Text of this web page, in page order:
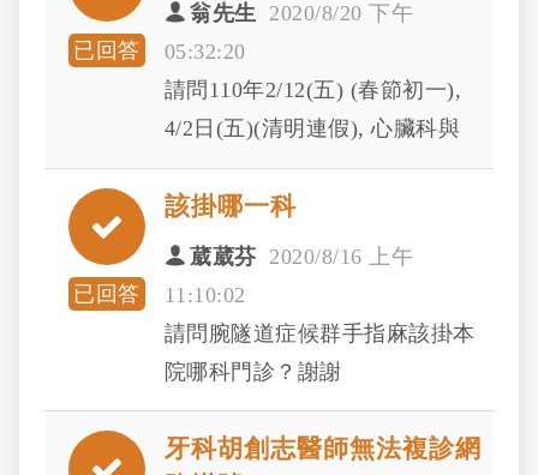
已回答
翁先生 2020/8/20 下午
05:32:20
請問110年2/12(五) (春節初一),
4/2日(五)(清明連假), 心臟科與
腎臟科, 有看診嗎?
已回答
該掛哪一科
葳葳芬 2020/8/16 上午
11:10:02
請問腕隧道症候群手指麻該掛本
院哪科門診？謝謝
牙科胡創志醫師無法複診網